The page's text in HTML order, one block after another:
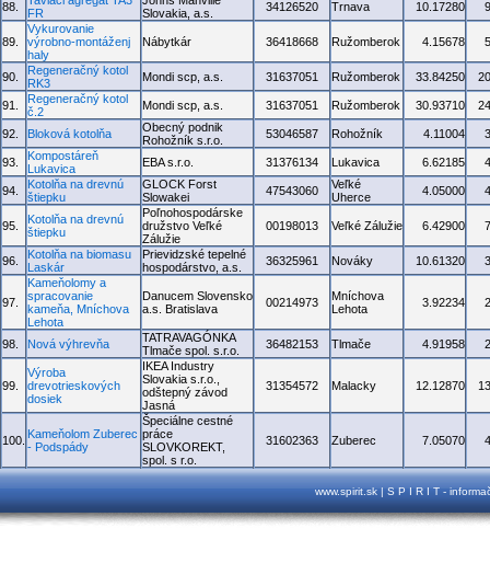
88.
FR
Slovakia, a.s.
34126520 Trnava 10.17280
89.
Vykurovanie
výrobno-montáženj
haly
Nábytkár 36418668 Ružomberok 4.15678
90.
Regeneračný kotol
RK3
Mondi scp, a.s. 31637051 Ružomberok 33.84250
91.
Regeneračný kotol
č.2
Mondi scp, a.s. 31637051 Ružomberok 30.93710
92. Bloková kotolňa
Obecný podnik
Rohožník s.r.o.
53046587 Rohožník 4.11004
93.
Kompostáreň
Lukavica
EBA s.r.o. 31376134 Lukavica 6.62185
94.
Kotolňa na drevnú
štiepku
GLOCK Forst
Slowakei
47543060
Veľké
Uherce
4.05000
95.
Kotolňa na drevnú
štiepku
Poľnohospodárske
družstvo Veľké
Zálužie
00198013 Veľké Zálužie 6.42900
96.
Kotolňa na biomasu
Laskár
Prievidzské tepelné
hospodárstvo, a.s.
36325961 Nováky 10.61320
97.
Kameňolomy a
spracovanie
kameňa, Mníchova
Lehota
Danucem Slovensko
a.s. Bratislava
00214973
Mníchova
Lehota
3.92234
98. Nová výhrevňa
TATRAVAGÓNKA
Tlmače spol. s.r.o.
36482153 Tlmače 4.91958
99.
Výroba
drevotrieskových
dosiek
IKEA Industry
Slovakia s.r.o.,
odštepný závod
Jasná
31354572 Malacky 12.12870
100. Kameňolom Zuberec
- Podspády
Špeciálne cestné
práce
SLOVKOREKT,
spol. s r.o.
31602363 Zuberec 7.05070
www.spirit.sk | S P I R I T -